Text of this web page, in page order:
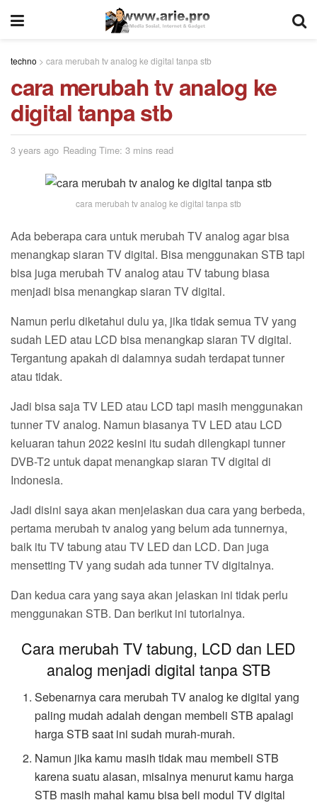
techno > cara merubah tv analog ke digital tanpa stb
cara merubah tv analog ke
digital tanpa stb
3 years ago Reading Time: 3 mins read
cara merubah tv analog ke digital tanpa stb
Ada beberapa cara untuk merubah TV analog agar bisa
menangkap siaran TV digital. Bisa menggunakan STB tapi
bisa juga merubah TV analog atau TV tabung biasa
menjadi bisa menangkap siaran TV digital.
Namun perlu diketahui dulu ya, jika tidak semua TV yang
sudah LED atau LCD bisa menangkap siaran TV digital.
Tergantung apakah di dalamnya sudah terdapat tunner
atau tidak.
Jadi bisa saja TV LED atau LCD tapi masih menggunakan
tunner TV analog. Namun biasanya TV LED atau LCD
keluaran tahun 2022 kesini itu sudah dilengkapi tunner
DVB-T2 untuk dapat menangkap siaran TV digital di
Indonesia.
Jadi disini saya akan menjelaskan dua cara yang berbeda,
pertama merubah tv analog yang belum ada tunnernya,
baik itu TV tabung atau TV LED dan LCD. Dan juga
mensetting TV yang sudah ada tunner TV digitalnya.
Dan kedua cara yang saya akan jelaskan ini tidak perlu
menggunakan STB. Dan berikut ini tutorialnya.
Cara merubah TV tabung, LCD dan LED
analog menjadi digital tanpa STB
Sebenarnya cara merubah TV analog ke digital yang
paling mudah adalah dengan membeli STB apalagi
harga STB saat ini sudah murah-murah.
Namun jika kamu masih tidak mau membeli STB
karena suatu alasan, misalnya menurut kamu harga
STB masih mahal kamu bisa beli modul TV digital